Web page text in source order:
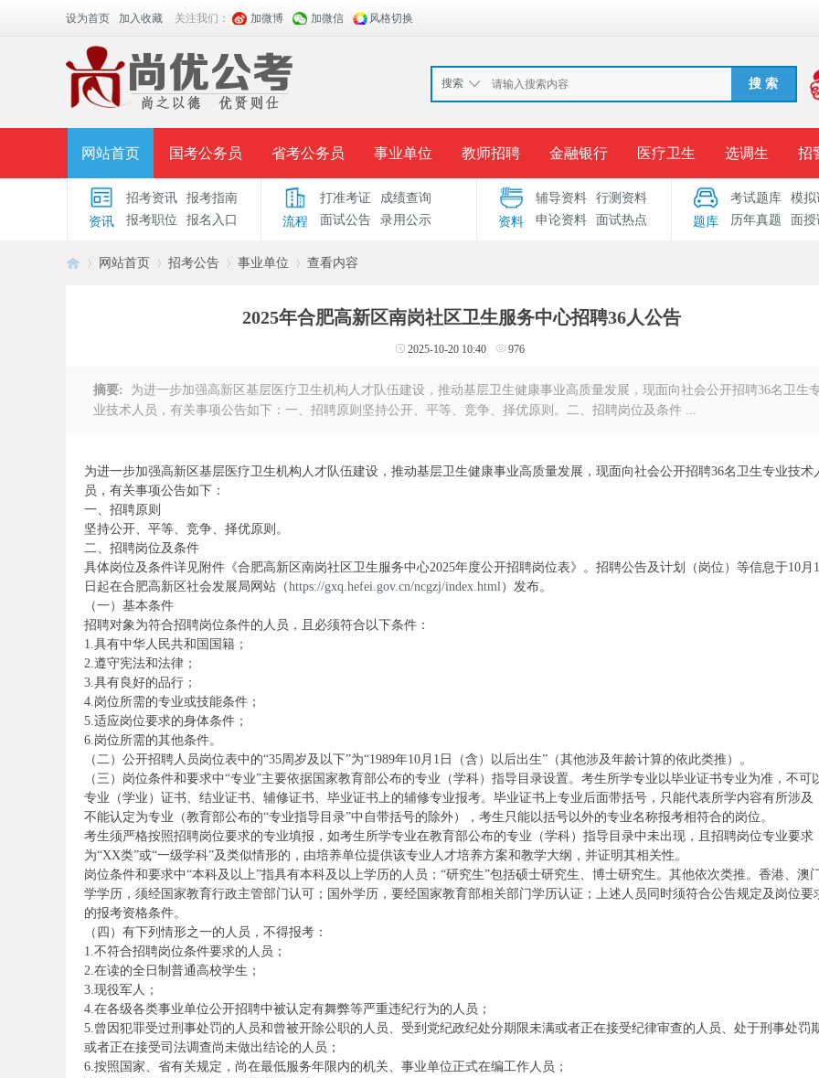
设为首页 加入收藏 关注我们： 加微博 加微信 风格切换
搜索 搜 索
网站首页 国考公务员 省考公务员 事业单位 教师招聘 金融银行 医疗卫生 选调生 招
面授课程 招考公告 面试公告 报考指导 准考证打印 成绩查询 录用公示 考
时政热点 视频课堂 名师团队 学员风采
资讯
招考资讯
报考指南
报考职位
报名入口 流程
打准考证
成绩查询
面试公告
录用公示 资料
辅导资料
行测资料
申论资料
面试热点 题库
考试题库
模拟
历年真题
面授
网站首页 招考公告 事业单位 查看内容
2025年合肥高新区南岗社区卫生服务中心招聘36人公告
2025-10-20 10:40 976
摘要: 为进一步加强高新区基层医疗卫生机构人才队伍建设，推动基层卫生健康事业高质量发展，现面向社会公开招聘36名卫生
业技术人员，有关事项公告如下：一、招聘原则坚持公开、平等、竞争、择优原则。二、招聘岗位及条件 ...
为进一步加强高新区基层医疗卫生机构人才队伍建设，推动基层卫生健康事业高质量发展，现面向社会公开招聘36名卫生专业技术
员，有关事项公告如下：
一、招聘原则
坚持公开、平等、竞争、择优原则。
二、招聘岗位及条件
具体岗位及条件详见附件《合肥高新区南岗社区卫生服务中心2025年度公开招聘岗位表》。招聘公告及计划（岗位）等信息于10月
日起在合肥高新区社会发展局网站（https://gxq.hefei.gov.cn/ncgzj/index.html）发布。
（一）基本条件
招聘对象为符合招聘岗位条件的人员，且必须符合以下条件：
1.具有中华人民共和国国籍；
2.遵守宪法和法律；
3.具有良好的品行；
4.岗位所需的专业或技能条件；
5.适应岗位要求的身体条件；
6.岗位所需的其他条件。
（二）公开招聘人员岗位表中的“35周岁及以下”为“1989年10月1日（含）以后出生”（其他涉及年龄计算的依此类推）。
（三）岗位条件和要求中“专业”主要依据国家教育部公布的专业（学科）指导目录设置。考生所学专业以毕业证书专业为准，不可
专业（学业）证书、结业证书、辅修证书、毕业证书上的辅修专业报考。毕业证书上专业后面带括号，只能代表所学内容有所涉及
不能认定为专业（教育部公布的“专业指导目录”中自带括号的除外），考生只能以括号以外的专业名称报考相符合的岗位。
考生须严格按照招聘岗位要求的专业填报，如考生所学专业在教育部公布的专业（学科）指导目录中未出现，且招聘岗位专业要求
为“XX类”或“一级学科”及类似情形的，由培养单位提供该专业人才培养方案和教学大纲，并证明其相关性。
岗位条件和要求中“本科及以上”指具有本科及以上学历的人员；“研究生”包括硕士研究生、博士研究生。其他依次类推。香港、澳
学学历，须经国家教育行政主管部门认可；国外学历，要经国家教育部相关部门学历认证；上述人员同时须符合公告规定及岗位要
的报考资格条件。
（四）有下列情形之一的人员，不得报考：
1.不符合招聘岗位条件要求的人员；
2.在读的全日制普通高校学生；
3.现役军人；
4.在各级各类事业单位公开招聘中被认定有舞弊等严重违纪行为的人员；
5.曾因犯罪受过刑事处罚的人员和曾被开除公职的人员、受到党纪政纪处分期限未满或者正在接受纪律审查的人员、处于刑事处罚
或者正在接受司法调查尚未做出结论的人员；
6.按照国家、省有关规定，尚在最低服务年限内的机关、事业单位正式在编工作人员；